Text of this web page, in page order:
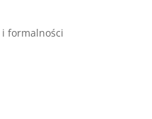
formalności